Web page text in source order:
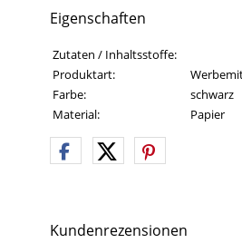
Eigenschaften
Eigenschaften des Produkts
Eigenschaft Wert
Zutaten / Inhaltsstoffe:
Produktart:
Farbe:
schwarz
Material:
Papier
Kundenrezensionen